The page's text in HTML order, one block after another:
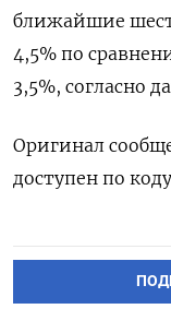
ближайшие
4,5% по
3,5%, согласно
Оригинал
доступен по